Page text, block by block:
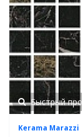
Быстрый
Kerama Marazzi